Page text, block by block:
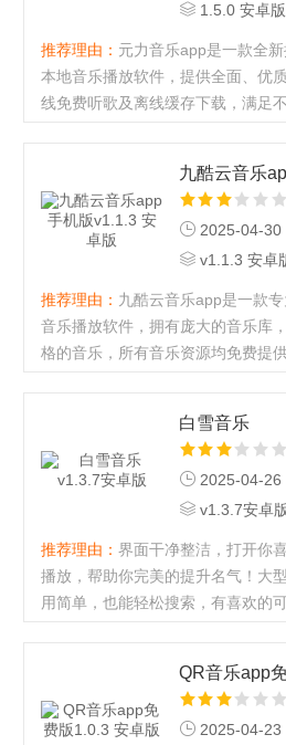
1.5.0 安卓版
推荐理由： 元力音乐app是一款全
本地音乐播放软件，提供全面、优
线免费听歌及离线缓存下载，满足
置、推荐与榜单功能以...九酷云音乐
2025-04-30
v1.1.3 安卓
推荐理由： 九酷云音乐app是一款
音乐播放软件，拥有庞大的音乐库
格的音乐，所有音乐资源均免费提
码进行登录九酷云音...白雪音乐
2025-04-26
v1.3.7安卓
推荐理由： 界面干净整洁，打开你
播放，帮助你完美的提升名气！大
用简单，也能轻松搜索，有喜欢的
QR音乐app
2025-04-23